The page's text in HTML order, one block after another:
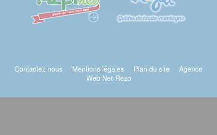
Contactez nous Mentions légales Plan du site
Agence
Web Net-Rezo